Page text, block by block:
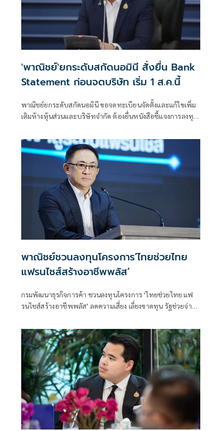
'พาณิชย์'ยกระดับสกัดนอมินี สั่งยื่น Bank
Statement ก่อนจดบริษัท เริ่ม 1 ส.ค.นี้
พาณิชย์ยกระดับสกัดนอมินี ขอจดทะเบียนจัดตั้งและแก้ไขเพิ่ม
เติมห้างหุ้นส่วนและบริษัทจำกัด ต้องยื่นหนังสือชี้แจงการลงทุน
พาณิชย์ชวนลงทุนโครงการ‘ไทยช่วยไทย
แฟรนไชส์สร้างอาชีพพลัส’
กรมพัฒนาธุรกิจการค้า ชวนลงทุนโครงการ ‘ไทยช่วยไทย แฟ
รนไชส์สร้างอาชีพพลัส’ ลดความเสี่ยง เลี่ยงขาดทุน รัฐช่วยจ่าย